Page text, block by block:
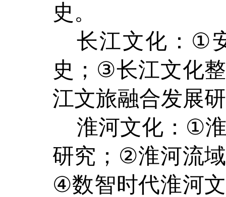
史。
长江文化 ： ①
史； ③长江文化
江文旅融合发展
淮河文化 ： ①
研究； ②淮河流
④数智时代淮河